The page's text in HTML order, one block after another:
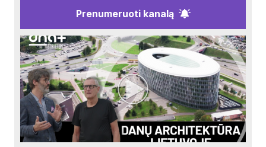
Prenumeruoti kanalą